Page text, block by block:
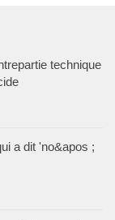
technique
a dit 'no&apos ;